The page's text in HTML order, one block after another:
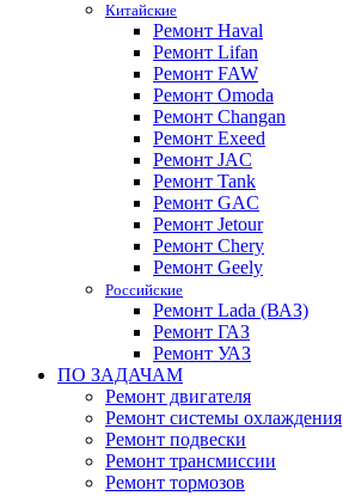
Китайские
Ремонт Haval
Ремонт Lifan
Ремонт FAW
Ремонт Omoda
Ремонт Changan
Ремонт Exeed
Ремонт JAC
Ремонт Tank
Ремонт GAC
Ремонт Jetour
Ремонт Chery
Ремонт Geely
Российские
Ремонт Lada (ВАЗ)
Ремонт ГАЗ
Ремонт УАЗ
ПО ЗАДАЧАМ
Ремонт двигателя
Ремонт системы охлаждения
Ремонт подвески
Ремонт трансмиссии
Ремонт тормозов